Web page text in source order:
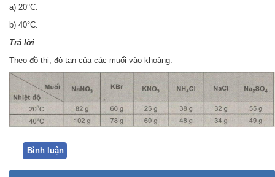
a) 20°C.
b) 40°C.
Trả lời
Theo đồ thị, độ tan của các muối vào khoảng:
Bình luận